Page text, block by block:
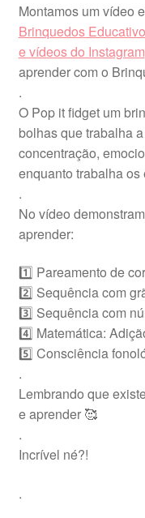
Montamos um vídeo
Brinquedos
e vídeos do Instagram
aprender com o
.
O Pop it fidget um
bolhas que trabalha
concentração,
enquanto trabalha
.
No vídeo
aprender:
1️⃣ Pareamento de
2️⃣ Sequência com
3️⃣ Sequência com
4️⃣ Matemática:
5️⃣ Consciência
.
Lembrando que
e aprender 🥰
.
Incrível né?!
.